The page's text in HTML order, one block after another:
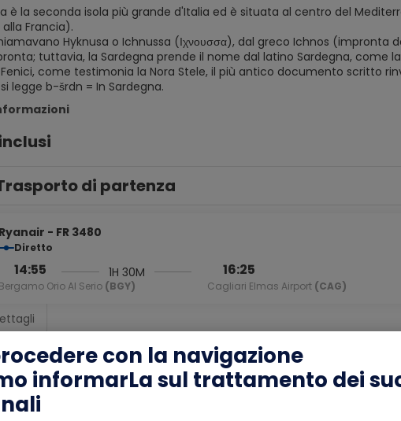
è la seconda isola più grande d'Italia ed è situata al centro del
Francia).
Hyknusa o Ichnussa (Ιχνουσσα), dal greco Ichnos
tuttavia, la Sardegna prende il nome dal latino Sardegna, come
come testimonia la Nora Stele, il più antico documento scritto
legge b-šrdn = In Sardegna.
di partenza
Ryanair - FR 3480
Diretto
14:55
Bergamo Orio Al Serio (BGY)
1H 30M 16:25
Cagliari Elmas Airport (CAG)
con la navigazione
informarLa sul trattamento dei